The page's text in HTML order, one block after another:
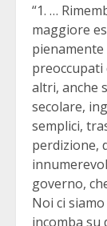
“1. …
maggiore
altri, anche
secolare,
semplici,
perdizione,
governo,
Noi ci
incomba su